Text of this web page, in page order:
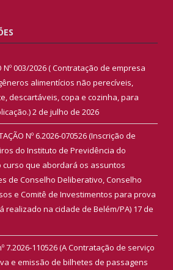
Nº 003/2026 ( Contratação de empresa
alimentícios não perecíveis,
descartáveis, copa e cozinha, para
2 de julho de 2026
Nº 6.2026-070526 (Inscrição de
do Instituto de Previdência do
curso que abordará os assuntos
de Conselho Deliberativo, Conselho
e Comitê de Investimentos para prova
realizado na cidade de Belém/PA) 17 de
7.2026-110526 (A Contratação de serviço
e emissão de bilhetes de passagens